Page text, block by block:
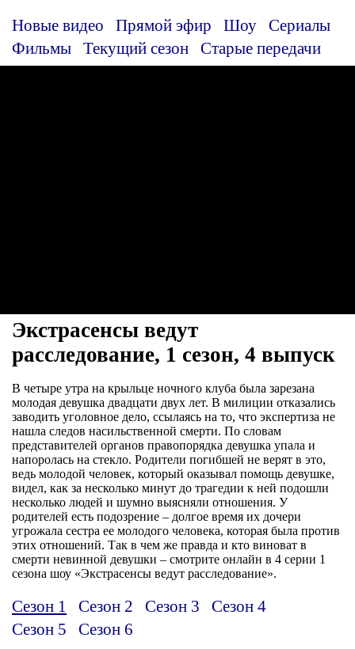
Новые видео Прямой эфир Шоу
Сериалы
Фильмы
Текущий сезон Старые передачи
Экстрасенсы ведут
расследование, 1 сезон, 4 выпуск
В четыре утра на крыльце ночного клуба была зарезана
молодая девушка двадцати двух лет. В милиции отказались
заводить уголовное дело, ссылаясь на то, что экспертиза не
нашла следов насильственной смерти. По словам
представителей органов правопорядка девушка упала и
напоролась на стекло. Родители погибшей не верят в это,
ведь молодой человек, который оказывал помощь девушке,
видел, как за несколько минут до трагедии к ней подошли
несколько людей и шумно выясняли отношения. У
родителей есть подозрение – долгое время их дочери
угрожала сестра ее молодого человека, которая была против
этих отношений. Так в чем же правда и кто виноват в
смерти невинной девушки – смотрите онлайн в 4 серии 1
сезона шоу «Экстрасенсы ведут расследование».
Сезон 1 Сезон 2 Сезон 3
Сезон 4
Сезон 5
Сезон 6